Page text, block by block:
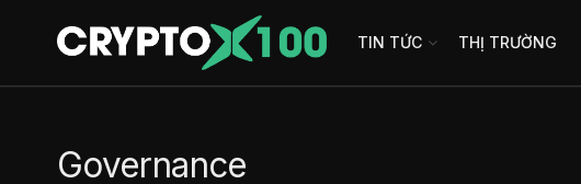
TIN TỨC THỊ TRƯỜNG
Governance